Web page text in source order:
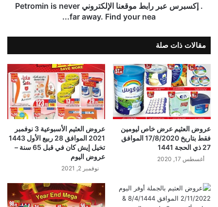
. إكسبرس عبر رابط موقعنا الإلكتروني Petromin is never
far away. Find your nea...
مقالات ذات صلة
عروض العثيم عرض خاص ليومين
فقط بتاريخ 17/8/2020 الموافق
27 ذي الحجة 1441
أغسطس 17, 2020
عروض العثيم الأسبوعية 3 نوفمبر
2021 الموافق 28 ربيع الأول 1443
تخيل إيش كان في قبل 65 سنة –
عروض اليوم
نوفمبر 2, 2021